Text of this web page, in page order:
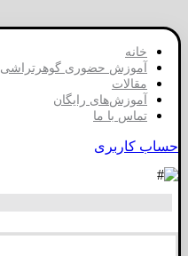
خانه
آموزش حضوری گوهرتراشی
مقالات
آموزش‌های رایگان
تماس با ما
حساب کاربری